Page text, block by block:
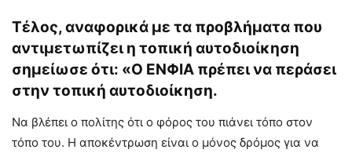
Τέλος, αναφορικά με τα προβλήματα που
αντιμετωπίζει η τοπική αυτοδιοίκηση
σημείωσε ότι: «Ο ΕΝΦΙΑ πρέπει να περάσει
στην τοπική αυτοδιοίκηση.
Να βλέπει ο πολίτης ότι ο φόρος του πιάνει τόπο στον
τόπο του. Η αποκέντρωση είναι ο μόνος δρόμος για να